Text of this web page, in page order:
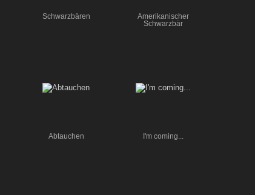
Schwarzbären
Amerikanischer
Schwarzbär
Abtauchen I'm coming...